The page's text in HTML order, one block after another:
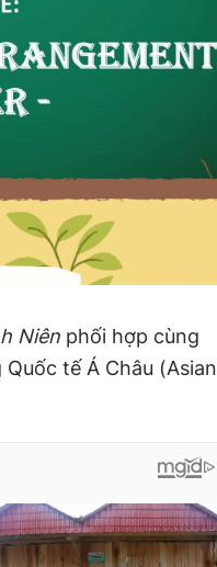
Niên phối hợp cùng
tế Á Châu (Asian